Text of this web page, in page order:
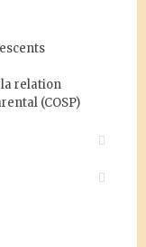
relation
(COSP)